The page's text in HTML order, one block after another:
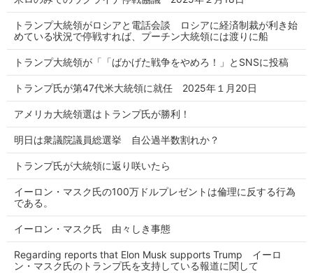
トランプ大統領がロシアと電話会談 ロシアに経済制裁が利き始
めている状況で停戦すれば、プーチン大統領には渡りに船
トランプ大統領が「「ばかげた戦争をやめろ！」とSNSに投稿
トランプ氏が第47代米大統領に就任 2025年１月20日
アメリカ大統領選はトランプ氏が勝利！
明日は衆議院議員総選挙 自公過半数割れか？
トランプ氏が大統領に返り咲いたら
イーロン・マスク氏の100万ドルプレゼントは倫理に反する行為
である。
イーロン・マスク氏 由々しき事態
Regarding reports that Elon Musk supports Trump イーロ
ン・マスク氏のトランプ氏を支持している報道に関して